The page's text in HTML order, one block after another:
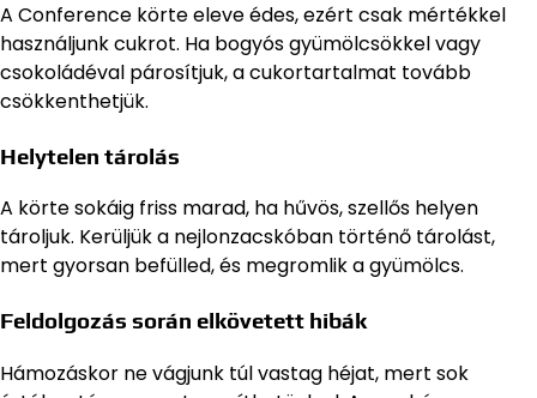
A Conference körte eleve édes, ezért csak mértékkel
használjunk cukrot. Ha bogyós gyümölcsökkel vagy
csokoládéval párosítjuk, a cukortartalmat tovább
csökkenthetjük.
Helytelen tárolás
A körte sokáig friss marad, ha hűvös, szellős helyen
tároljuk. Kerüljük a nejlonzacskóban történő tárolást,
mert gyorsan befülled, és megromlik a gyümölcs.
Feldolgozás során elkövetett hibák
Hámozáskor ne vágjunk túl vastag héjat, mert sok